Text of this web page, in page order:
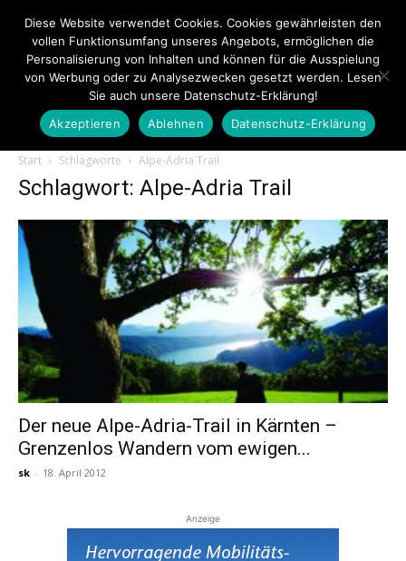
Touristiknews.de
Touristiknews
Reiseempfehlungen.
Start Schlagworte Alpe-Adria Trail
Schlagwort: Alpe-Adria Trail
Der neue Alpe-Adria-Trail in Kärnten –
Grenzenlos Wandern vom ewigen...
sk - 18. April 2012
Anzeige
Diese Website verwendet Cookies. Cookies gewährleisten den
vollen Funktionsumfang unseres Angebots, ermöglichen die
Personalisierung von Inhalten und können für die Ausspielung
von Werbung oder zu Analysezwecken gesetzt werden. Lesen
Sie auch unsere Datenschutz-Erklärung!
Akzeptieren
Ablehnen Datenschutz-Erklärung